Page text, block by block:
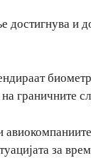
достигнува и
на граничните
за